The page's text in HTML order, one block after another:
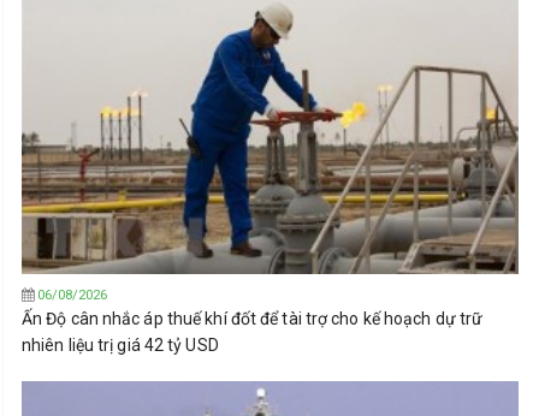
06/08/2026
Ấn Độ cân nhắc áp thuế khí đốt để tài trợ cho kế hoạch dự trữ
nhiên liệu trị giá 42 tỷ USD